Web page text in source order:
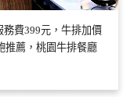
費399元，牛排加價
推薦，桃園牛排餐廳